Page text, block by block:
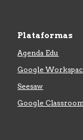
Plataformas
Agenda Edu
Google
Seesaw
Google